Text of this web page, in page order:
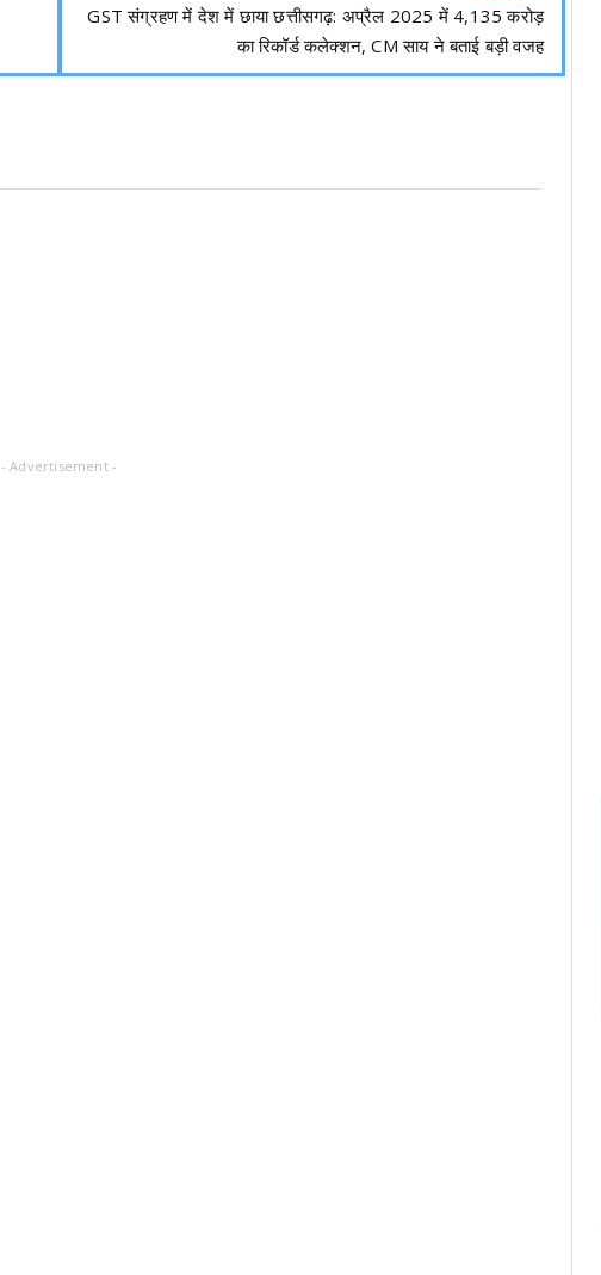
GST संग्रहण में देश में छाया छत्तीसगढ़: अप्रैल 2025 में 4,135 करोड़
का रिकॉर्ड कलेक्शन, CM साय ने बताई बड़ी वजह
- Advertisement -